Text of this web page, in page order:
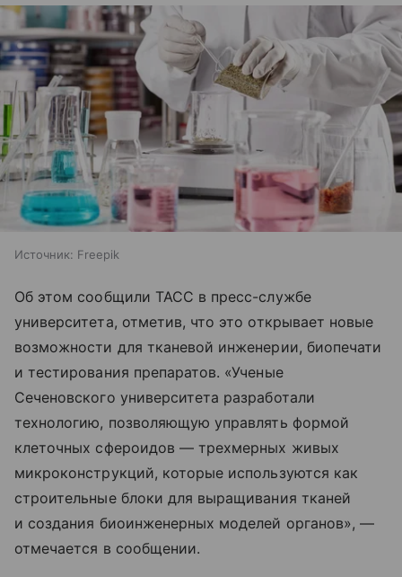
Источник: Freepik
Об этом сообщили ТАСС в пресс-службе
университета, отметив, что это открывает новые
возможности для тканевой инженерии, биопечати
и тестирования препаратов. «Ученые
Сеченовского университета разработали
технологию, позволяющую управлять формой
клеточных сфероидов — трехмерных живых
микроконструкций, которые используются как
строительные блоки для выращивания тканей
и создания биоинженерных моделей органов», —
отмечается в сообщении.